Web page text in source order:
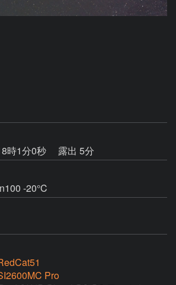
時1分0秒
露出 5分
-20°C
Pro